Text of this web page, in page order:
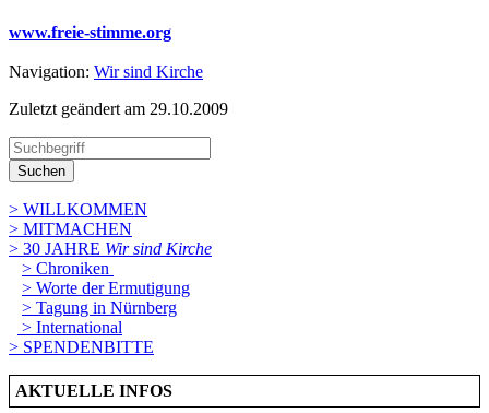
www.freie-stimme.org
Navigation: Wir sind Kirche
Zuletzt geändert am 29­.10.2009
Suchen
> WILLKOMMEN
> MITMACHEN
> 30 JAHRE Wir sind Kirche
> Chroniken
> Worte der Ermutigung
> Tagung in Nürnberg
> International
> SPENDENBITTE
AKTUELLE INFOS